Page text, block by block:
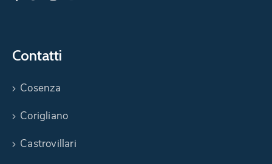
Contatti
Cosenza
Corigliano
Castrovillari